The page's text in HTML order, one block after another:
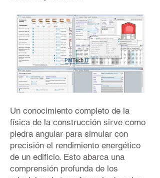
Un conocimiento completo de la
física de la construcción sirve como
piedra angular para simular con
precisión el rendimiento energético
de un edificio. Esto abarca una
comprensión profunda de los